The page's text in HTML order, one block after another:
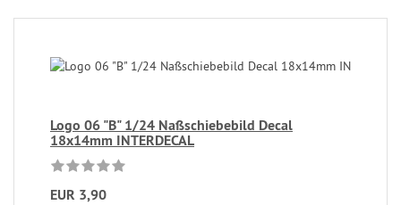
Logo 06 "B" 1/24 Naßschiebebild Decal
18x14mm INTERDECAL
EUR 3,90